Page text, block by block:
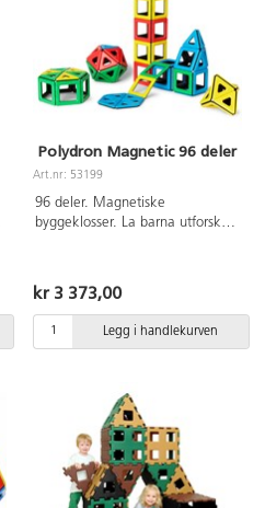
Polydron Magnetic 96 deler
Art.nr: 53199
96 deler. Magnetiske
byggeklosser. La barna utforske
Settet inneholder 36 kvadrater og
60 trekanter i ulike farger. Mål
på kvadrat: 6x6 cm, trekant:
5,5x5,5 cm. Vaskeråd:
plast. Fra 3 år.
kr 3 373,00
Legg i handlekurven